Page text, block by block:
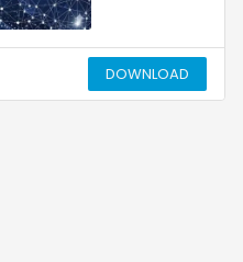
DOWNLOAD